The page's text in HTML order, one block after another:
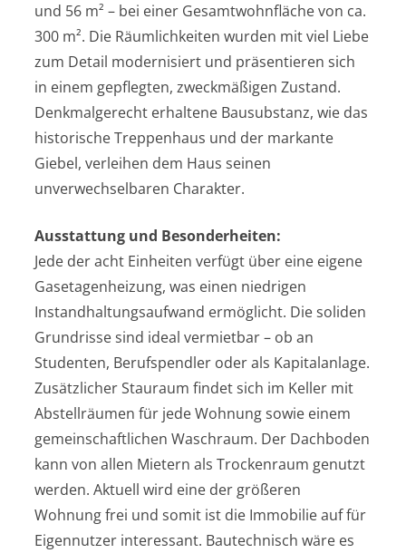
und 56 m² – bei einer Gesamtwohnfläche von ca.
300 m². Die Räumlichkeiten wurden mit viel Liebe
zum Detail modernisiert und präsentieren sich
in einem gepflegten, zweckmäßigen Zustand.
Denkmalgerecht erhaltene Bausubstanz, wie das
historische Treppenhaus und der markante
Giebel, verleihen dem Haus seinen
unverwechselbaren Charakter.
Ausstattung und Besonderheiten:
Jede der acht Einheiten verfügt über eine eigene
Gasetagenheizung, was einen niedrigen
Instandhaltungsaufwand ermöglicht. Die soliden
Grundrisse sind ideal vermietbar – ob an
Studenten, Berufspendler oder als Kapitalanlage.
Zusätzlicher Stauraum findet sich im Keller mit
Abstellräumen für jede Wohnung sowie einem
gemeinschaftlichen Waschraum. Der Dachboden
kann von allen Mietern als Trockenraum genutzt
werden. Aktuell wird eine der größeren
Wohnung frei und somit ist die Immobilie auf für
Eigennutzer interessant. Bautechnisch wäre es